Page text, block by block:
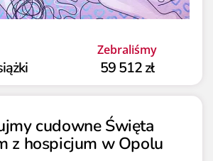
Zebraliśmy
59 512 zł
cudowne Święta
z hospicjum w Opolu